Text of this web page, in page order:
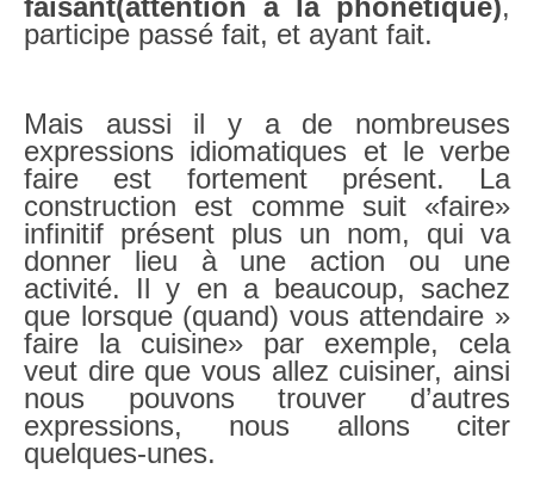
participe passé fait, et ayant fait.
Mais aussi il y a de nombreuses
expressions idiomatiques et le verbe
faire est fortement présent. La
construction est comme suit «faire»
infinitif présent plus un nom, qui va
donner lieu à une action ou une
activité. Il y en a beaucoup, sachez
que lorsque (quand) vous attendaire »
faire la cuisine» par exemple, cela
veut dire que vous allez cuisiner, ainsi
nous pouvons trouver d’autres
expressions, nous allons citer
quelques-unes.